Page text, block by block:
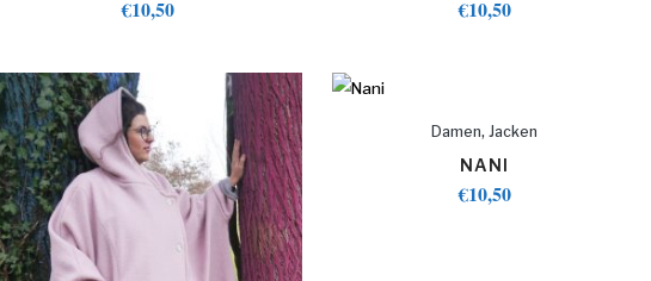
€10,50 €10,50
Damen,Jacken
NANI
€10,50